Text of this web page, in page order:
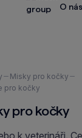
O nás
Misky pro kočky
pro kočky
pro kočky